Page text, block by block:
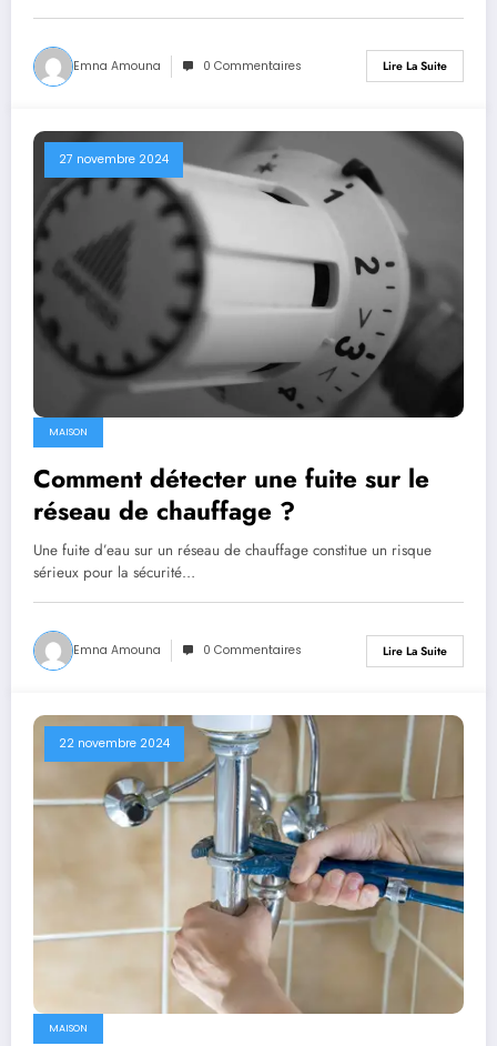
Emna Amouna 0 Commentaires Lire La Suite
27 novembre 2024
MAISON
Comment détecter une fuite sur le
réseau de chauffage ?
Une fuite d’eau sur un réseau de chauffage constitue un risque
sérieux pour la sécurité…
Emna Amouna 0 Commentaires Lire La Suite
22 novembre 2024
MAISON